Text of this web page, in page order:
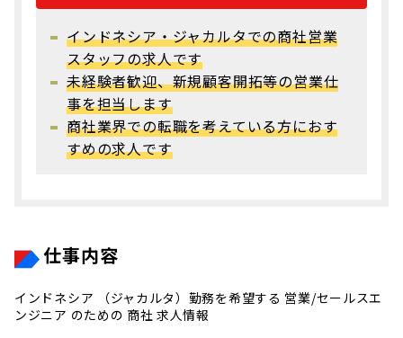
インドネシア・ジャカルタでの商社営業
スタッフの求人です
未経験者歓迎、新規顧客開拓等の営業仕
事を担当します
商社業界での転職を考えている方におす
すめの求人です
仕事内容
インドネシア （ジャカルタ）勤務を希望する 営業/セールスエ
ンジニア のための 商社 求人情報